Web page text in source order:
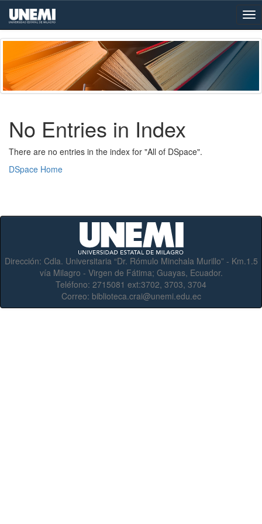
Skip
navigation
No Entries in Index
There are no entries in the index for "All of DSpace".
DSpace Home
Dirección: Cdla. Universitaria “Dr. Rómulo Minchala Murillo” - Km.1.5
vía Milagro - Virgen de Fátima; Guayas, Ecuador.
Teléfono: 2715081 ext:3702, 3703, 3704
Correo: biblioteca.crai@unemi.edu.ec